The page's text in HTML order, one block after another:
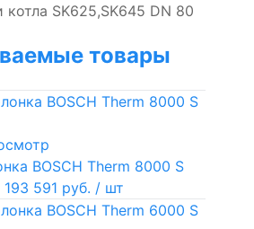
котла SK625,SK645 DN 80
товары
BOSCH Therm 8000 S
193 591 руб. / шт